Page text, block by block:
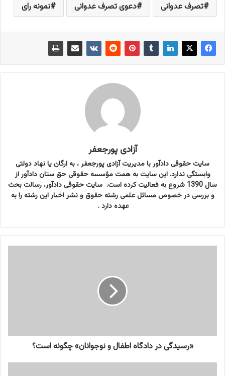
تصرف عدوانی دعوی تصرف عدوانی نمونه رای
آزادی پورجعفر
سایت حقوقی دادآور با مدیریت آزادی پورجعفر ، به ارگان یا نهاد دولتی
وابستگی ندارد. این سایت به همت مؤسسه حقوقی حق ستان دادآور از
سال 1390 شروع به فعالیت کرده است. سایت حقوقی دادآور، رسالت بحث
و بررسی در خصوص مسائل علمی رشته حقوق و نشر اخبار این رشته را به
عهده دارد .
ر
«رسیدگی در دادگاه اطفال و نوجوانان» چگونه است؟